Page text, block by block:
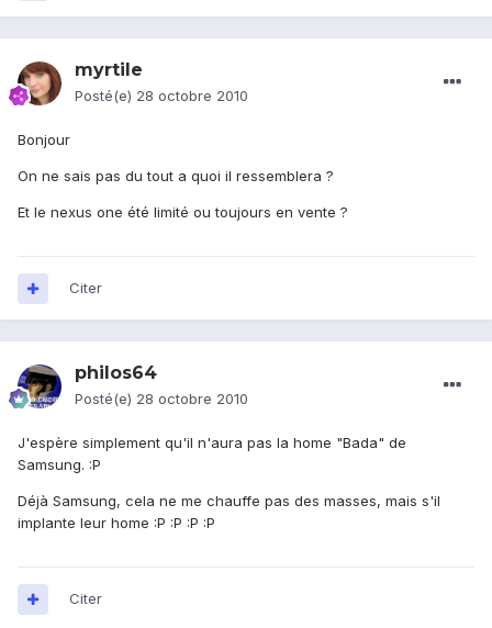
myrtile
Posté(e) 28 octobre 2010
Bonjour
On ne sais pas du tout a quoi il ressemblera ?
Et le nexus one été limité ou toujours en vente ?
Citer
philos64
Posté(e) 28 octobre 2010
J'espère simplement qu'il n'aura pas la home "Bada" de
Samsung. :P
Déjà Samsung, cela ne me chauffe pas des masses, mais s'il
implante leur home :P :P :P :P
Citer